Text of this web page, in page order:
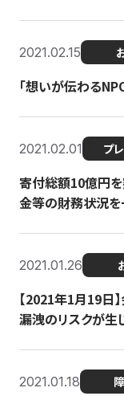
2021.02.15
「想いが伝わる
2021.02.01 プ
寄付総額10億円を
金等の財務状況を
2021.01.26
【2021年1月19日
漏洩のリスクが生
2021.01.18